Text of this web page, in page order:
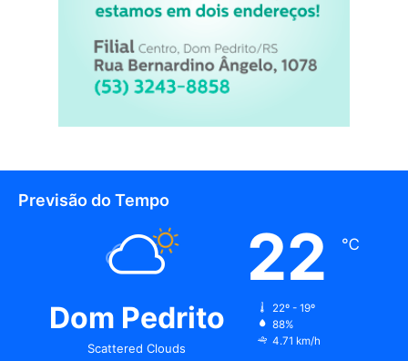
Previsão do Tempo
Dom Pedrito
Scattered Clouds
22 ℃
22º - 19º
88%
4.71 km/h